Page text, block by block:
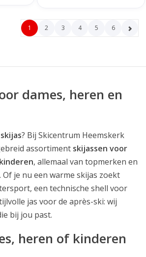
1 2 3 4 5 6
dames, heren en
skijas? Bij Skicentrum Heemskerk
assortiment skijassen voor
, allemaal van topmerken en
je nu een warme skijas zoekt
een technische shell voor
jas voor de après-ski: wij
bij jou past.
heren of kinderen